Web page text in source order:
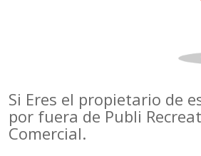
Si Eres el propietario de
por fuera de Publi
Comercial.